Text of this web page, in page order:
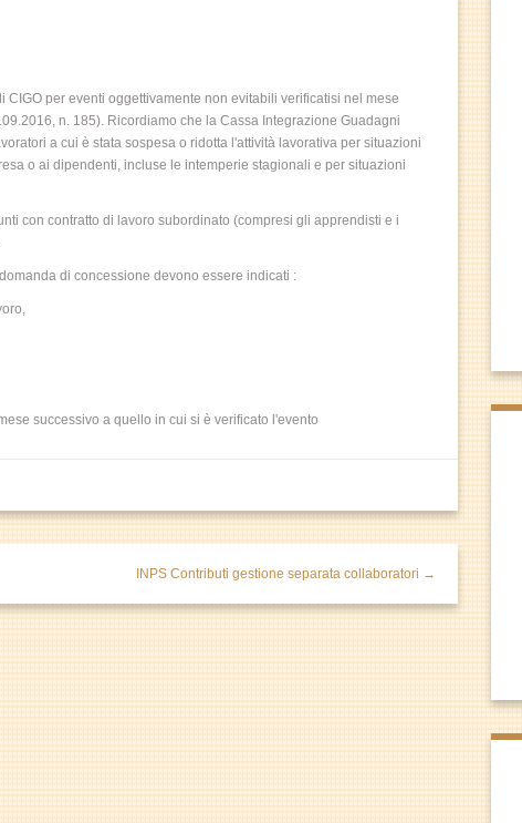
per eventi oggettivamente non evitabili verificatisi nel mese
n. 185). Ricordiamo che la Cassa Integrazione Guadagni
a cui è stata sospesa o ridotta l'attività lavorativa per situazioni
o ai dipendenti, incluse le intemperie stagionali e per situazioni
con contratto di lavoro subordinato (compresi gli apprendisti e i
di concessione devono essere indicati :
successivo a quello in cui si è verificato l'evento
INPS Contributi gestione separata collaboratori →